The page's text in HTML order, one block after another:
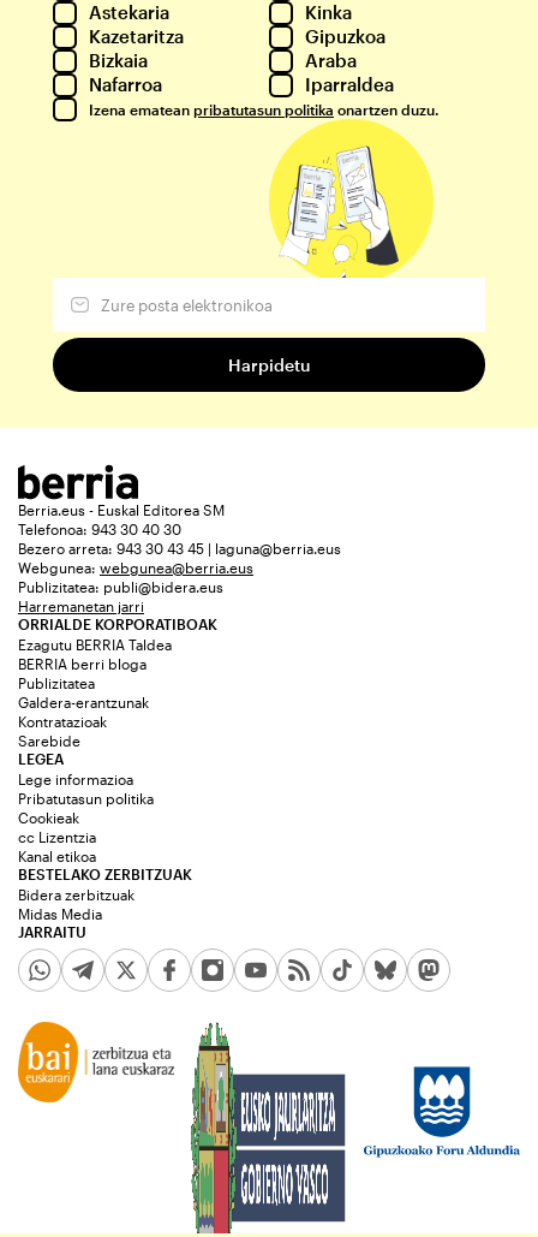
Astekaria
Kinka
Kazetaritza
Gipuzkoa
Bizkaia
Araba
Nafarroa
Iparraldea
Izena ematean pribatutasun politika onartzen duzu.
Berria.eus - Euskal Editorea SM
Telefonoa: 943 30 40 30
Bezero arreta: 943 30 43 45 | laguna@berria.eus
Webgunea: webgunea@berria.eus
Publizitatea: publi@bidera.eus
Harremanetan jarri
ORRIALDE KORPORATIBOAK
Ezagutu BERRIA Taldea
BERRIA berri bloga
Publizitatea
Galdera-erantzunak
Kontratazioak
Sarebide
JARRAITU
LEGEA
Lege informazioa
Pribatutasun politika
Cookieak
cc Lizentzia
Kanal etikoa
BESTELAKO ZERBITZUAK
Bidera zerbitzuak
Midas Media